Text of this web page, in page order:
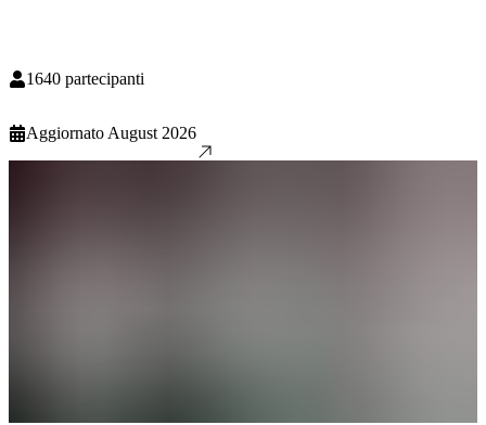
1640 partecipanti
Aggiornato August 2026